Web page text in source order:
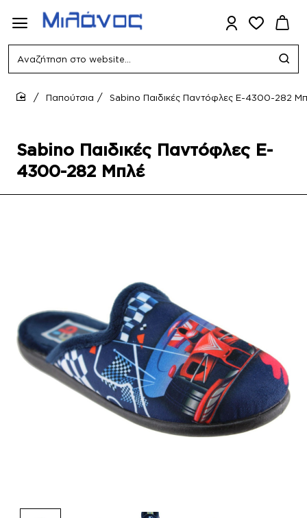
Αναζήτηση
website...
Sabino Παιδικές Παντόφλες E-
4300-282 Μπλέ
Παπούτσια Sabino Παιδικές Παντόφλες E-4300-282